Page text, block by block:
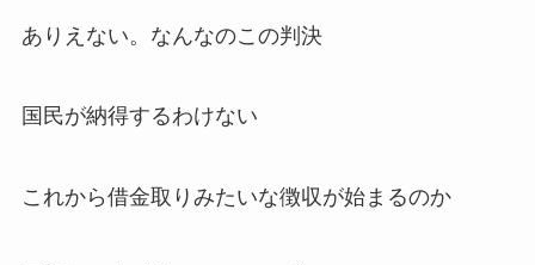
ありえない。なんなのこの判決
国民が納得するわけない
これから借金取りみたいな徴収が始まるのか